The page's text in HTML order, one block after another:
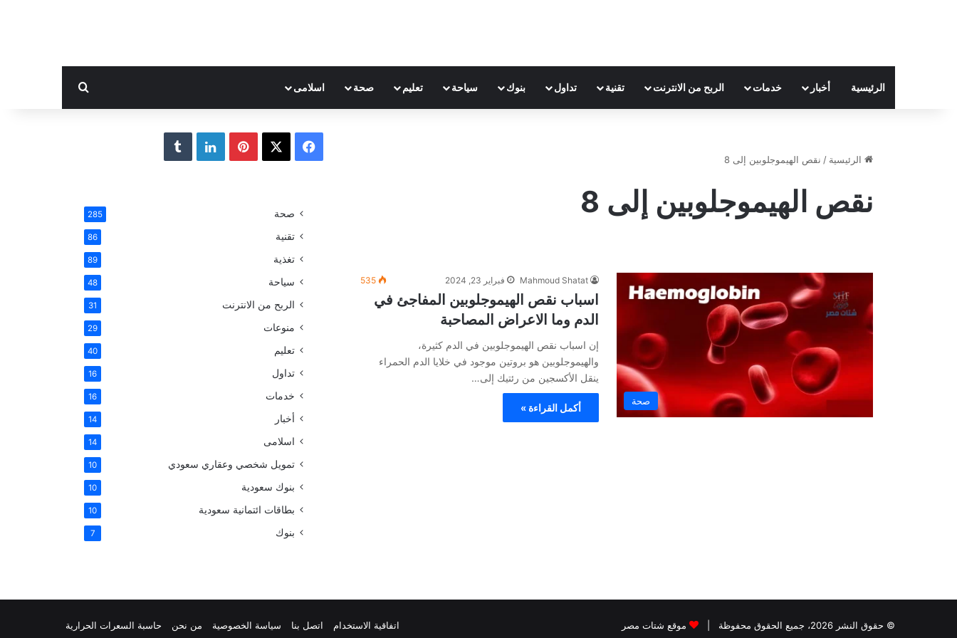
الرئيسية أخبار خدمات الربح من الانترنت تقنية تداول بنوك سياحة تعليم صحة اسلامى
الرئيسية / نقص الهيموجلوبين إلى 8
نقص الهيموجلوبين إلى 8
صحة
Mahmoud Shatat فبراير 23, 2024 535
اسباب نقص الهيموجلوبين المفاجئ في
الدم وما الاعراض المصاحبة
إن اسباب نقص الهيموجلوبين في الدم كثيرة،
والهيموجلوبين هو بروتين موجود في خلايا الدم الحمراء
ينقل الأكسجين من رئتيك إلى…
أكمل القراءة »
ب
و
ك
ب
ل
صحة 285
تقنية 86
تغذية 89
سياحة 48
الربح من الانترنت 31
منوعات 29
تعليم 40
تداول 16
خدمات 16
أخبار 14
اسلامى 14
تمويل شخصي وعقاري سعودي 10
بنوك سعودية 10
بطاقات ائتمانية سعودية 10
بنوك 7
© حقوق النشر 2026، جميع الحقوق محفوظة | موقع شتات مصر اتفاقية الاستخدام اتصل بنا سياسة الخصوصية من نحن حاسبة السعرات الحرارية